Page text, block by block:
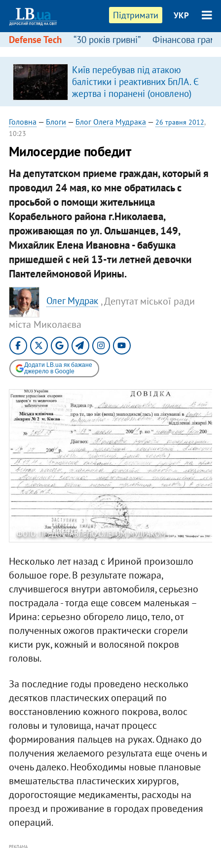
Підтримати УКР
Defense Tech “30 років гривні” Фінансова
Київ перебував під атакою
балістики і реактивних БпЛА. Є
жертва і поранені (оновлено)
Головна — Блоги — Блог Олега Мудрака — 26 травня 2012,
10:23
Милосердие победит
На депутатском приеме граждан, который я
проводил 24 мая, ко мне обратилась с
просьбой о помощи жительница
Корабельного района г.Николаева,
проживающая по ул. Ольшанцев, 149,
Михайлик Елена Ивановна - бабушка
пришедшей с ней 13-ти летней девочки
Пантелеймоновой Ирины.
Олег Мудрак , Депутат міської ради
міста Миколаєва
Додати LB.ua як бажане
джерело в Google
ФОТО: ПРЕДОСТАВЛЕНО ОЛЕГОМ МУДРАКОМ
Несколько лет назад с Ириной произошло
большое горе. В результате пожара,
случившегося внутри автомобиля, серьезно
пострадала - тогда еще совсем маленькая –
Ирина: серьезно обгорело лицо, тело, от
полученных ожогов практически сгорели
кисти рук, кожный и волосяной покров
головы.
За последние годы проведено несколько
десятков пластических операций по
восстановлению кожного покрова, волос
головы и туловища, начат процесс
формирования пальцев на руках. Однако до
получения желаемого результата еще очень и
очень далеко. Необходимы новые плановые
вмешательства пластических хирургов,
дорогостоящие медикаменты, расходы на
проезд и проживание в городах проведения
операций.
РЕКЛАМА